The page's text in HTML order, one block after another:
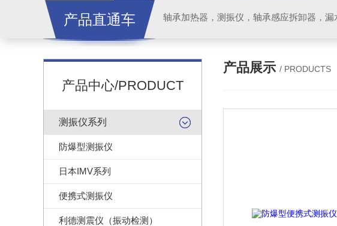
产品直通车 轴承加热器，测振仪，轴承感应拆卸器，
产品中心/PRODUCT
测振仪系列
防爆型测振仪
日本IMV系列
便携式测振仪
利德测震仪（振动检测）
产品展示 / PRODUCTS